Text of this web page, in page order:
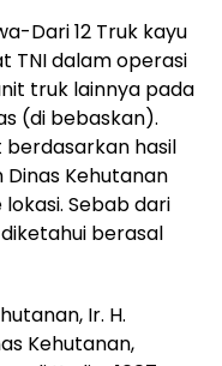
Dari 12 Truk kayu
TNI dalam operasi
truk lainnya pada
(di bebaskan).
hasil
Kehutanan
Sebab dari
berasal
Ir. H.
Kehutanan,